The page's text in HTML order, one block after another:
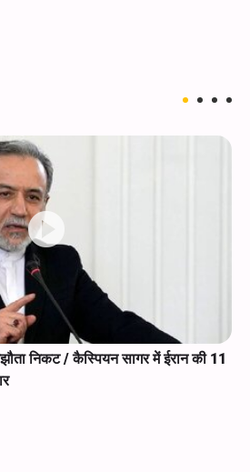
निकट / कैस्पियन सागर में ईरान की 11